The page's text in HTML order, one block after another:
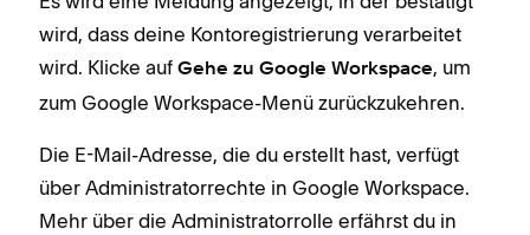
wird, dass deine Kontoregistrierung verarbeitet
wird. Klicke auf Gehe zu Google Workspace, um
zum Google Workspace-Menü zurückzukehren.
Die E-Mail-Adresse, die du erstellt hast, verfügt
über Administratorrechte in Google Workspace.
Mehr über die Administratorrolle erfährst du in